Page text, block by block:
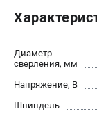
Характеристики
Токарные "ДОПЫ"
Диаметр
сверления, мм
Напряжение, В
Шпиндель